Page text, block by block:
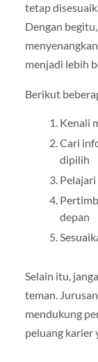
tetap
Dengan
menjadi lebih
Berikut
Kenali
Cari
dipilih
depan
Selain itu,
teman.
mendukung
peluang karier